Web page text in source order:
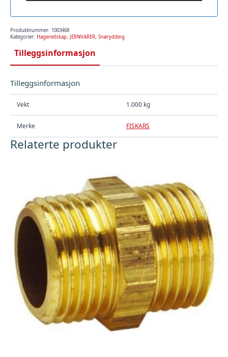
Produktnummer: 1003468
Kategorier: Hageredskap, JERNVARER, Snørydding
Tilleggsinformasjon
Tilleggsinformasjon
Vekt 1.000 kg
Merke FISKARS
Relaterte produkter